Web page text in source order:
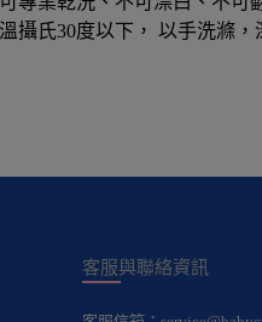
攝氏30度以下， 以手洗滌，
客服與聯絡資訊